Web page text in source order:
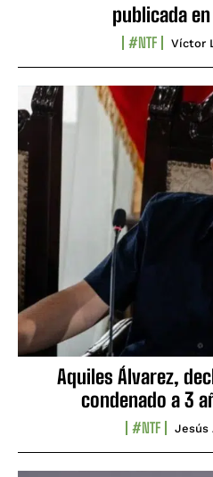
publicada
#NTF Víctor
Aquiles Álvarez,
condenado a 3
#NTF Jesús